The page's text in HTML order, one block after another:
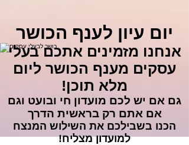
יום עיון לענף הכושר
אנחנו מזמינים אתכם בעלי
עסקים מענף הכושר ליום
מלא תוכן!
גם אם יש לכם מועדון חי ובועט וגם
אם אתם רק בראשית הדרך
הכנו בשבילכם את השילוש המנצח
למועדון מצליח!